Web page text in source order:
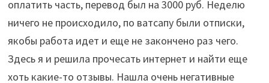
оплатить часть, перевод был на 3000 руб. Неделю
ничего не происходило, по ватсапу были отписки,
якобы работа идет и еще не закончено раз чего.
Здесь я и решила прочесать интернет и найти еще
хоть какие-то отзывы. Нашла очень негативные